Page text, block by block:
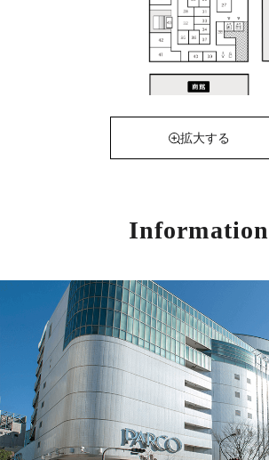
拡大する
Information